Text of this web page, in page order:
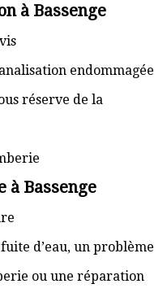
à Bassenge
endommagée
réserve de la
à Bassenge
d’eau, un problème
ou une réparation